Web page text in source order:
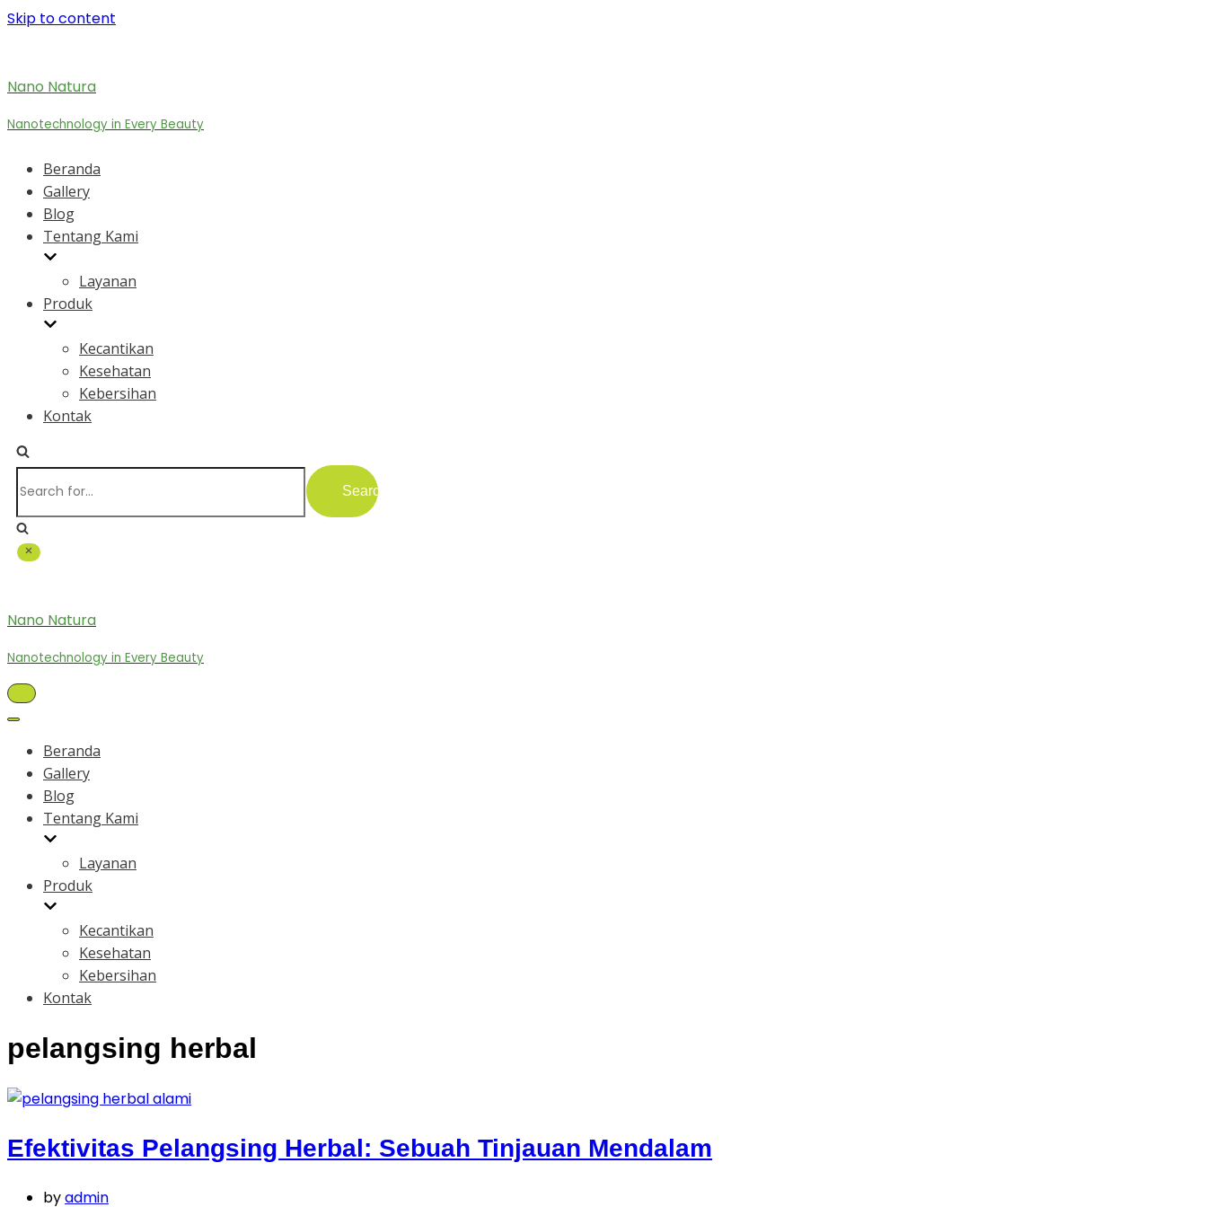
Skip to content
Nano Natura
Nanotechnology in Every Beauty
Beranda
Gallery
Blog
Tentang Kami
Layanan
Produk
Kecantikan
Kesehatan
Kebersihan
Kontak
Search
for...
Nano Natura
Nanotechnology in Every Beauty
Toggle
Toggle
Navigation
Beranda
Gallery
Blog
Tentang Kami
Layanan
Produk
Kecantikan
Kesehatan
Kebersihan
Kontak
pelangsing herbal
Efektivitas Pelangsing Herbal: Sebuah Tinjauan Mendalam
byadmin